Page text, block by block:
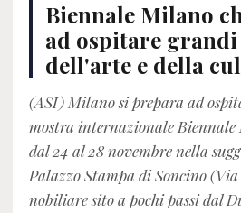
Biennale Milano
ad ospitare
dell'arte e della
(ASI) Milano si prepara ad
mostra internazionale Biennale
dal 24 al 28 novembre nella
Palazzo Stampa di Soncino
nobiliare sito a pochi passi dal